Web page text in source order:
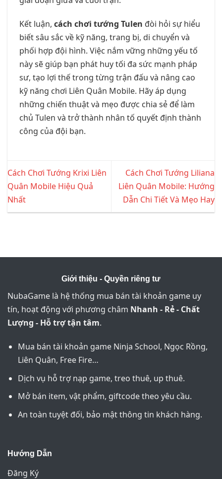
Kết luận, cách chơi tướng Tulen đòi hỏi sự hiểu
biết sâu sắc về kỹ năng, trang bị, di chuyển và
phối hợp đội hình. Việc nắm vững những yếu tố
này sẽ giúp bạn phát huy tối đa sức mạnh pháp
sư, tạo lợi thế trong từng trận đấu và nâng cao
kỹ năng chơi Liên Quân Mobile. Hãy áp dụng
những chiến thuật và mẹo được chia sẻ để làm
chủ Tulen và trở thành nhân tố quyết định thành
công của đội bạn.
Cách Chơi Tướng Krixi Liên
Quân Mobile Hiệu Quả
Nhất
Cách Chơi Tướng Liliana
Liên Quân Mobile: Hướng
Dẫn Chi Tiết Và Mẹo Hay
Giới thiệu - Quyền riêng tư
NubaGame là hệ thống mua bán tài khoản game uy
tín, hoạt động với phương châm Nhanh - Rẻ - Chất
Lượng - Hỗ trợ tận tâm.
Mua bán tài khoản game Ninja School, Ngọc Rồng,
Liên Quân, Free Fire…
Dịch vụ hỗ trợ nạp game, treo thuê, up thuê.
Mở bán item, vật phẩm, giftcode theo yêu cầu.
An toàn tuyệt đối, bảo mật thông tin khách hàng.
Hướng Dẫn
Đăng Ký